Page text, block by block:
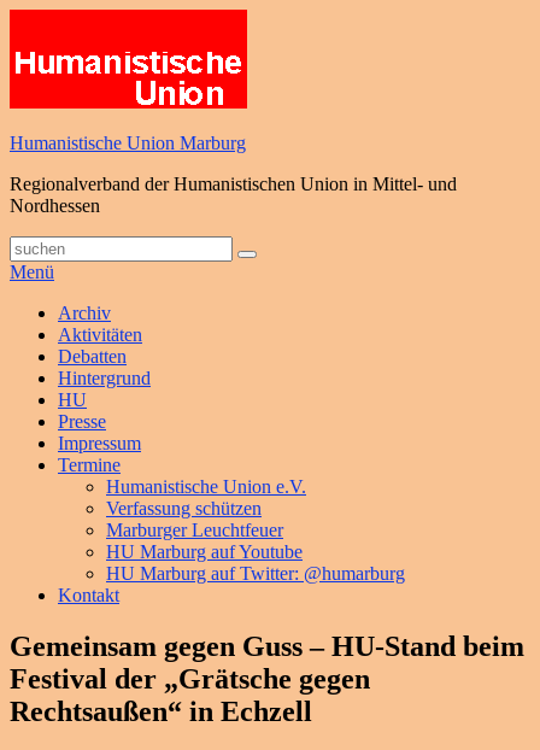
springen
Humanistische Union Marburg
Regionalverband der Humanistischen Union in Mittel- und
Nordhessen
Suche
nach:
Suchen
Menü
Primäres
Menü
Archiv
Aktivitäten
Debatten
Hintergrund
HU
Presse
Impressum
Termine
Humanistische Union e.V.
Verfassung schützen
Marburger Leuchtfeuer
HU Marburg auf Youtube
HU Marburg auf Twitter: @humarburg
Kontakt
Gemeinsam gegen Guss – HU-Stand beim
Festival der „Grätsche gegen
Rechtsaußen“ in Echzell